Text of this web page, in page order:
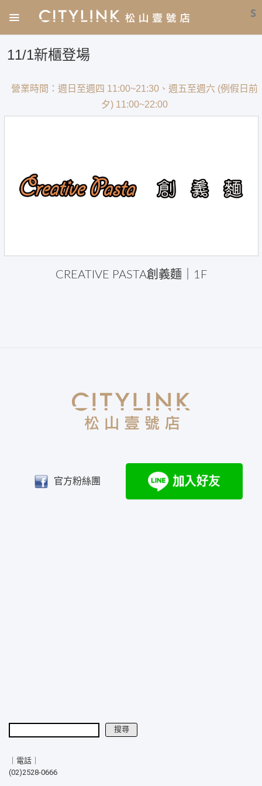
S
11/1新櫃登場
營業時間：週日至週四 11:00~21:30、週五至週六 (例假日前
夕) 11:00~22:00
CREATIVE PASTA創義麵｜1F
官方粉絲團
搜尋
｜電話｜
(02)2528-0666